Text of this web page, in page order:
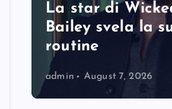
La star di
Bailey svela la
routine
admin August 7, 2026